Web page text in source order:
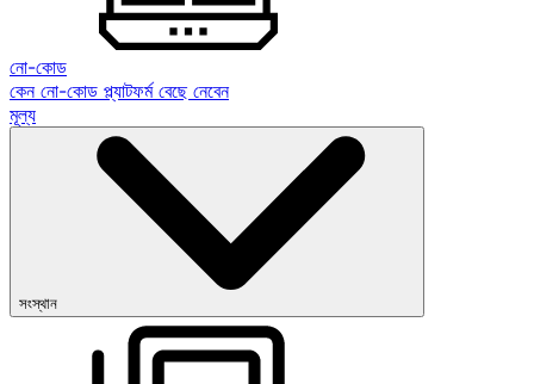
নো-কোড
কেন নো-কোড প্ল্যাটফর্ম বেছে নেবেন
মূল্য
সংস্থান